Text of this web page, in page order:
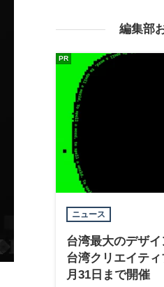
編集部
ニュース
台湾最大のデザ
台湾クリエイテ
月31日まで開催
PR